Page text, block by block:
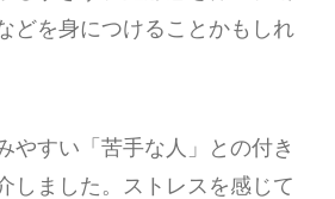
どを身につけることかもしれ
やすい「苦手な人」との付き
しました。ストレスを感じて